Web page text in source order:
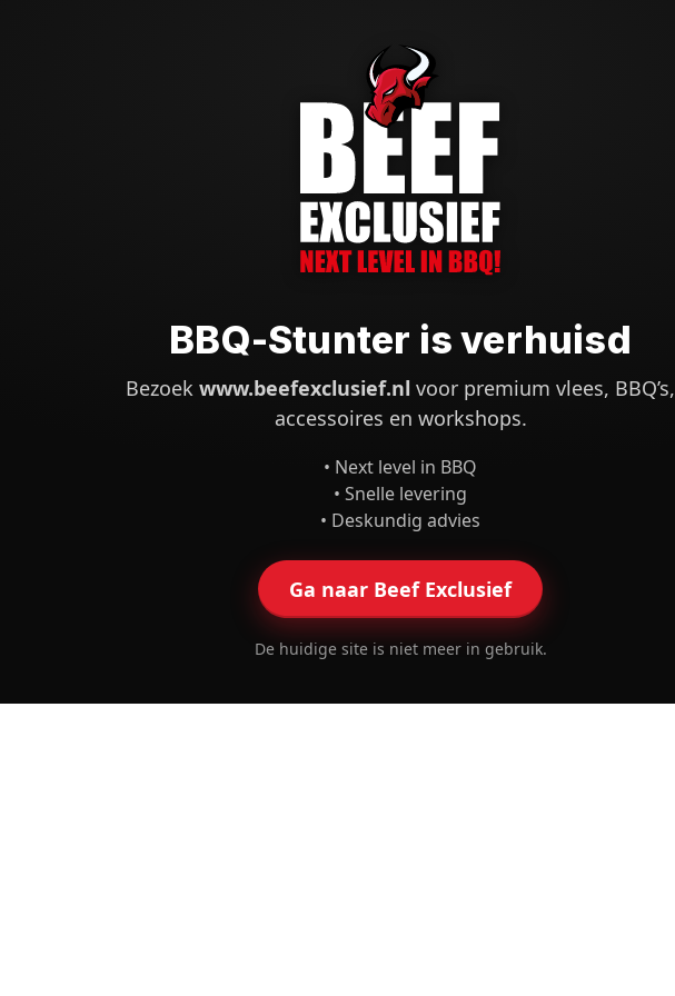
BBQ-Stunter is verhuisd
Bezoek www.beefexclusief.nl voor premium vlees, BBQ’s,
accessoires en workshops.
• Next level in BBQ
• Snelle levering
• Deskundig advies
Ga naar Beef Exclusief
De huidige site is niet meer in gebruik.